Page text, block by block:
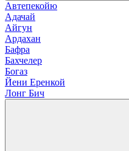
Автепекойю
Адачай
Айгун
Ардахан
Бафра
Бахчелер
Богаз
Йени Еренкой
Лонг Бич